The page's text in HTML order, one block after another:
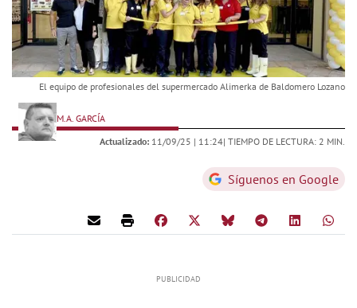
El equipo de profesionales del supermercado Alimerka de Baldomero Lozano
M.A. GARCÍA
Actualizado: 11/09/25 | 11:24| TIEMPO DE LECTURA: 2 MIN.
Síguenos en Google